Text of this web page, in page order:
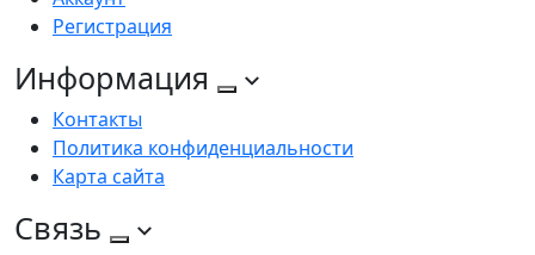
Регистрация
Информация
Контакты
Политика конфиденциальности
Карта сайта
Связь